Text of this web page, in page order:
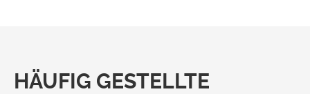
HÄUFIG GESTELLTE